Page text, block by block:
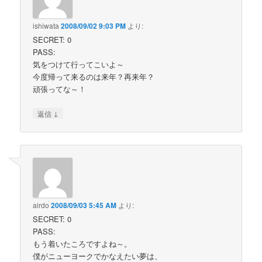
ishiwata 2008/09/02 9:03 PM より:
SECRET: 0
PASS:
気をつけて行ってこいよ～
今度帰って来るのは来年？再来年？
頑張ってな～！
返信 ↓
airdo 2008/09/03 5:45 AM より:
SECRET: 0
PASS:
もう着いたころですよね～。
僕がニューヨークでかなえたい夢は、